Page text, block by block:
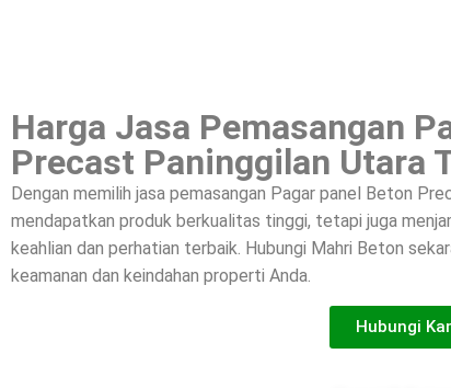
Harga Jasa Pemasangan
Precast Paninggilan Utara
Dengan memilih jasa pemasangan Pagar panel Beton
mendapatkan produk berkualitas tinggi, tetapi juga
keahlian dan perhatian terbaik. Hubungi Mahri Beton
keamanan dan keindahan properti Anda.
Hubungi